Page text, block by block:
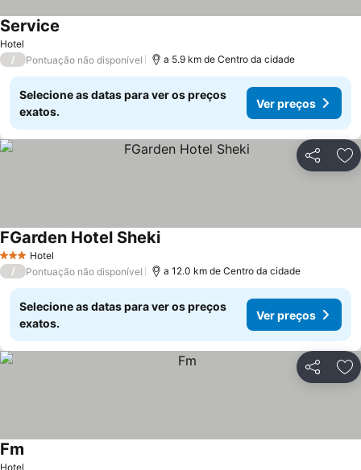
Hotel
Service
/ Pontuação não disponível a 5.9 km de Centro da cidade
Selecione as datas para ver os preços
exatos.
Ver preços
Partilhar
3 EstrelasHotel
FGarden Hotel Sheki
/ Pontuação não disponível a 12.0 km de Centro da cidade
Selecione as datas para ver os preços
exatos.
Ver preços
Partilhar
Hotel
Fm